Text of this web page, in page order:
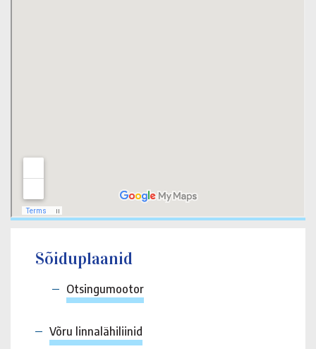
Sõiduplaanid
Otsingumootor
Võru linnalähiliinid